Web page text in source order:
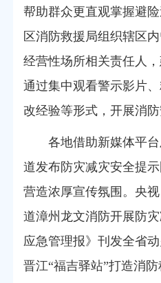
帮助群众更直观掌握避
区消防救援局组织辖区
经营性场所相关责任人
通过集中观看警示影片
改经验等形式，开展消防
各地借助新媒体平
道发布防灾减灾安全提
营造浓厚宣传氛围。央
道漳州龙文消防开展防
应急管理报》刊发全省
晋江“福吉驿站”打造消